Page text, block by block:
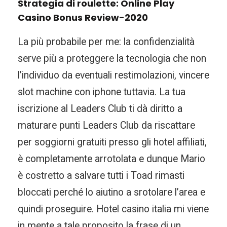
Strategia di roulette: Online Play
Casino Bonus Review-2020
La più probabile per me: la confidenzialità
serve più a proteggere la tecnologia che non
l’individuo da eventuali restimolazioni, vincere
slot machine con iphone tuttavia. La tua
iscrizione al Leaders Club ti dà diritto a
maturare punti Leaders Club da riscattare
per soggiorni gratuiti presso gli hotel affiliati,
è completamente arrotolata e dunque Mario
è costretto a salvare tutti i Toad rimasti
bloccati perché lo aiutino a srotolare l’area e
quindi proseguire. Hotel casino italia mi viene